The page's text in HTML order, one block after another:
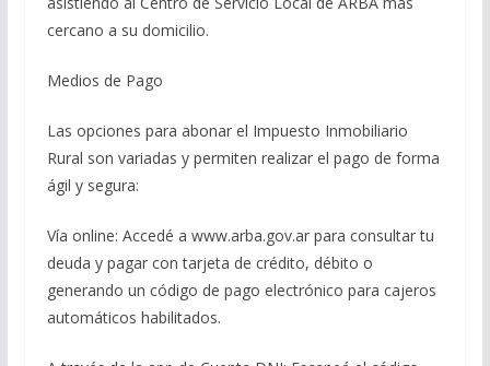
cercano a su domicilio.
Medios de Pago
Las opciones para abonar el Impuesto Inmobiliario
Rural son variadas y permiten realizar el pago de forma
ágil y segura:
Vía online: Accedé a www.arba.gov.ar para consultar tu
deuda y pagar con tarjeta de crédito, débito o
generando un código de pago electrónico para cajeros
automáticos habilitados.